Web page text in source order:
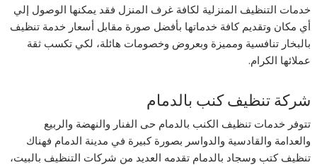
خدمات التنظيف المنزلية لكافة غرف المنزل فقد يمكنها الوصول إلي
أي مكان وتقديم كافة خدماتها بأفضل صورة مقابل أسعار خدمة تنظيف
بالبخار تنافسية ومميزة وبعروض وخصومات هائلة، لكي تكسب ثقة
عملائها الكرام.
شركة تنظيف كنب بالدمام
تتوفر خدمات تنظيف الكنب بالدمام حى الفنار والنهضة والربيع
والعدامة والقادسية والدواسر بصورة كبيرة في مدينة الدمام فهناك
تنظيف كتب وسجاد بالدمام تقدمه العديد من شركات التنظيف بالبيت،